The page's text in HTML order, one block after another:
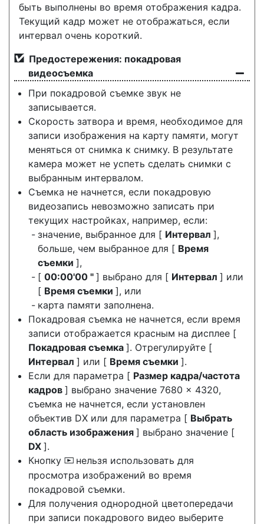
быть выполнены во время отображения кадра.
Текущий кадр может не отображаться, если
интервал очень короткий.
Предостережения: покадровая
видеосъемка
При покадровой съемке звук не
записывается.
Скорость затвора и время, необходимое для
записи изображения на карту памяти, могут
меняться от снимка к снимку. В результате
камера может не успеть сделать снимки с
выбранным интервалом.
Съемка не начнется, если покадровую
видеозапись невозможно записать при
текущих настройках, например, если:
значение, выбранное для [ Интервал ],
больше, чем выбранное для [ Время
съемки ],
[ 00:00'00 " ] выбрано для [ Интервал ] или
[ Время съемки ], или
карта памяти заполнена.
Покадровая съемка не начнется, если время
записи отображается красным на дисплее [
Покадровая съемка ]. Отрегулируйте [
Интервал ] или [ Время съемки ].
Если для параметра [ Размер кадра/частота
кадров ] выбрано значение 7680 × 4320,
съемка не начнется, если установлен
объектив DX или для параметра [ Выбрать
область изображения ] выбрано значение [
DX ].
Кнопку K нельзя использовать для
просмотра изображений во время
покадровой съемки.
Для получения однородной цветопередачи
при записи покадрового видео выберите